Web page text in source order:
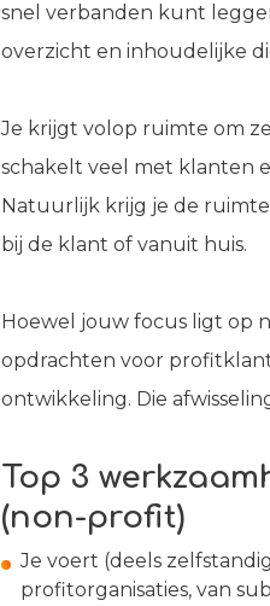
snel verbanden kunt
overzicht en inhoudelijke
Je krijgt volop ruimte om
schakelt veel met klanten
Natuurlijk krijg je de
bij de klant of vanuit huis.
Hoewel jouw focus ligt op
opdrachten voor
ontwikkeling. Die
Top 3
(non-profit)
Je voert (deels
profitorganisaties, van